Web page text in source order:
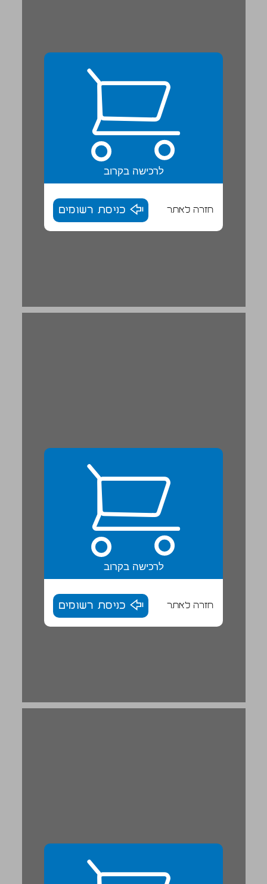
לרכישה בקרוב
חזרה לאתר כניסת רשומים
حين يبدو ... 18
לרכישה בקרוב
חזרה לאתר כניסת רשומים